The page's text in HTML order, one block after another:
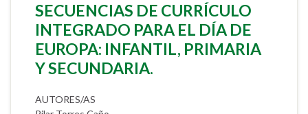
SECUENCIAS DE CURRÍCULO
INTEGRADO PARA EL DÍA DE
EUROPA: INFANTIL, PRIMARIA
Y SECUNDARIA.
AUTORES/AS